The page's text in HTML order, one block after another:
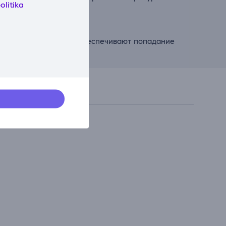
разбрызгиватели обеспечивают попадание